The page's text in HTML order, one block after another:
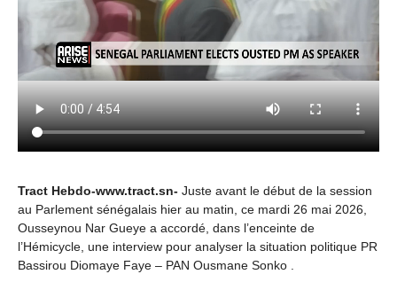
Tract Hebdo-www.tract.sn- Juste avant le début de la session
au Parlement sénégalais hier au matin, ce mardi 26 mai 2026,
Ousseynou Nar Gueye a accordé, dans l’enceinte de
l’Hémicycle, une interview pour analyser la situation politique PR
Bassirou Diomaye Faye – PAN Ousmane Sonko .